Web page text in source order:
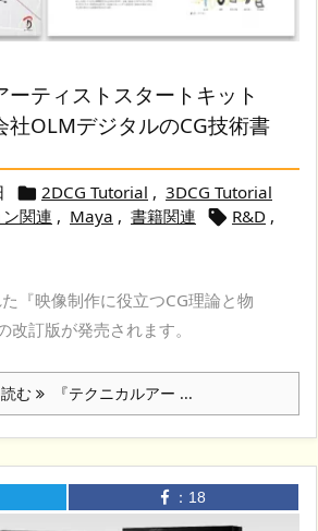
ーティストスタートキット
社OLMデジタルのCG技術書
 2DCG Tutorial , 3DCG Tutorial
関連 , Maya , 書籍関連  R&D ,
『映像制作に役立つCG理論と物
改訂版が発売されます。
む 『テクニカルアー ...
： 18